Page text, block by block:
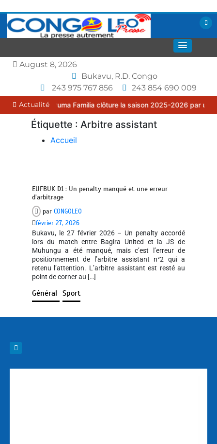
contenu
CONGOLEO
August 8, 2026
Bukavu, R.D. Congo
243 975 767 856
243 854 690 009
Actualité
: le FC Puma Familia clôture la saison 2025-2026 par une
Étiquette : Arbitre assistant
Accueil
EUFBUK D1 : Un penalty manqué et une erreur
d’arbitrage
par CONGOLEO
février 27, 2026
Bukavu, le 27 février 2026 – Un penalty accordé
lors du match entre Bagira United et la JS de
Muhungu a été manqué, mais c’est l’erreur de
positionnement de l’arbitre assistant n°2 qui a
retenu l’attention. L’arbitre assistant est resté au
point de corner au […]
Général Sport